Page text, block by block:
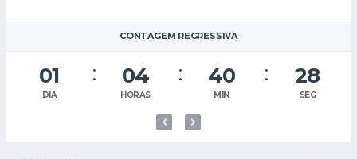
CONTAGEM REGRESSIVA
01
DIA
04
HORAS
40
MIN
28
SEG